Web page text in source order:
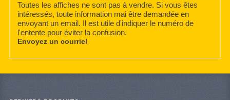
Toutes les affiches ne sont pas à vendre. Si vous êtes
intéressés, toute information mai être demandée en
envoyant un email. Il est utile d'indiquer le numéro de
l'entente pour éviter la confusion.
Envoyez un courriel